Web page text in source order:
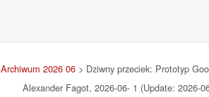
Archiwum 2026 06> Dziwny przeciek: Prototyp
Alexander Fagot, 2026-06- 1 (Update: 2026-